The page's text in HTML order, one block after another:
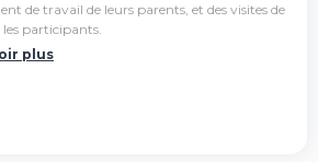
de travail de leurs parents, et des visites de
participants.
plus